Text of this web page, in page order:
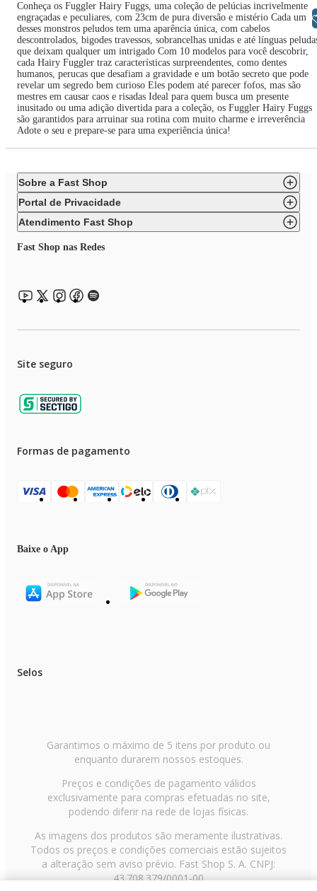
Conheça os Fuggler Hairy Fuggs, uma coleção de pelúcias incrivelmente
engraçadas e peculiares, com 23cm de pura diversão e mistério Cada um
desses monstros peludos tem uma aparência única, com cabelos
descontrolados, bigodes travessos, sobrancelhas unidas e até línguas
que deixam qualquer um intrigado Com 10 modelos para você descobrir,
cada Hairy Fuggler traz características surpreendentes, como dentes
humanos, perucas que desafiam a gravidade e um botão secreto que pode
revelar um segredo bem curioso Eles podem até parecer fofos, mas são
mestres em causar caos e risadas Ideal para quem busca um presente
inusitado ou uma adição divertida para a coleção, os Fuggler Hairy Fuggs
são garantidos para arruinar sua rotina com muito charme e irreverência
Adote o seu e prepare-se para uma experiência única!
Sobre a Fast Shop
Portal de Privacidade
Atendimento Fast Shop
Fast Shop nas Redes
Site seguro
Formas de pagamento
Baixe o App
Selos
Garantimos o máximo de 5 itens por produto ou
enquanto durarem nossos estoques.
Preços e condições de pagamento válidos
exclusivamente para compras efetuadas no site,
podendo diferir na rede de lojas físicas.
As imagens dos produtos são meramente ilustrativas.
Todos os preços e condições comerciais estão sujeitos
a alteração sem aviso prévio. Fast Shop S. A. CNPJ:
43.708.379/0001-00
Libras